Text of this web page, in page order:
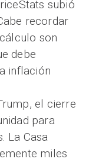
subió
recordar
son
debe
inflación
el cierre
para
La Casa
miles